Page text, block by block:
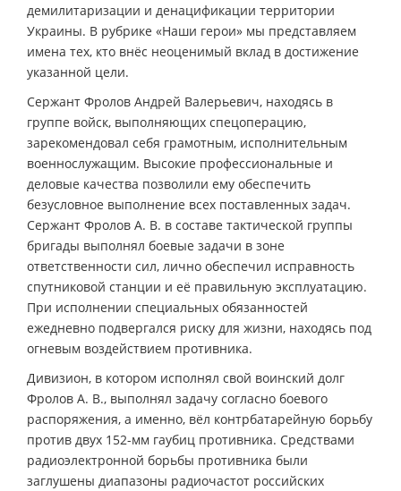
демилитаризации и денацификации территории
Украины. В рубрике «Наши герои» мы представляем
имена тех, кто внёс неоценимый вклад в достижение
указанной цели.
Сержант Фролов Андрей Валерьевич, находясь в
группе войск, выполняющих спецоперацию,
зарекомендовал себя грамотным, исполнительным
военнослужащим. Высокие профессиональные и
деловые качества позволили ему обеспечить
безусловное выполнение всех поставленных задач.
Сержант Фролов А. В. в составе тактической группы
бригады выполнял боевые задачи в зоне
ответственности сил, лично обеспечил исправность
спутниковой станции и её правильную эксплуатацию.
При исполнении специальных обязанностей
ежедневно подвергался риску для жизни, находясь под
огневым воздействием противника.
Дивизион, в котором исполнял свой воинский долг
Фролов А. В., выполнял задачу согласно боевого
распоряжения, а именно, вёл контрбатарейную борьбу
против двух 152-мм гаубиц противника. Средствами
радиоэлектронной борьбы противника были
заглушены диапазоны радиочастот российских